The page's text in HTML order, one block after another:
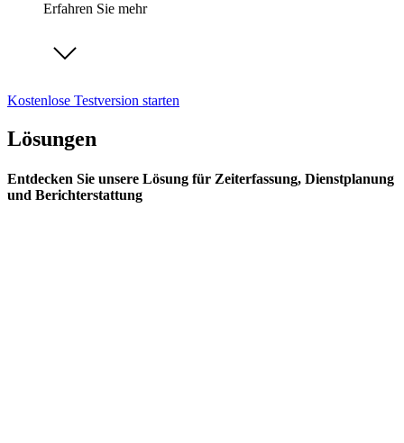
Erfahren Sie mehr
Kostenlose Testversion starten
Lösungen
Entdecken Sie unsere Lösung für Zeiterfassung, Dienstplanung
und Berichterstattung